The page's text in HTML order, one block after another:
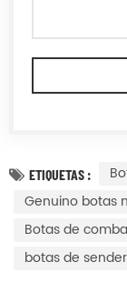
ETIQUETAS :
Genuino botas
Botas de
botas de